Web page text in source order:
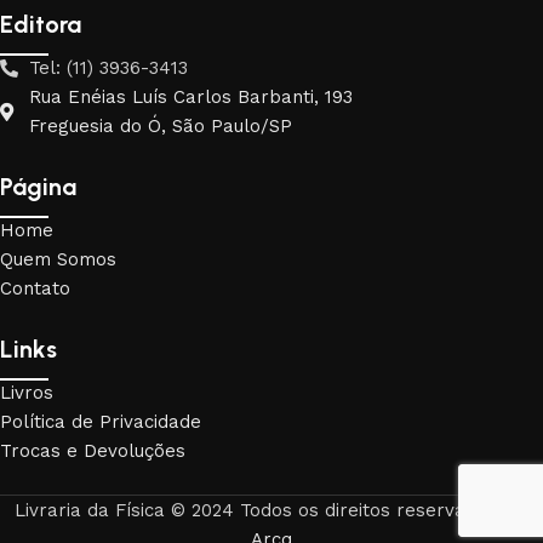
Editora
Tel: (11) 3936-3413
Rua Enéias Luís Carlos Barbanti, 193
Freguesia do Ó, São Paulo/SP
Página
Home
Quem Somos
Contato
Links
Livros
Política de Privacidade
Trocas e Devoluções
Livraria da Física © 2024 Todos os direitos reservados. By